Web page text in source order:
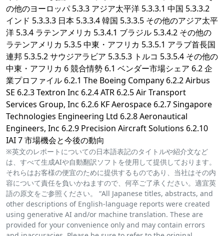
の他のヨーロッパ 5.3.3 アジア太平洋 5.3.3.1 中国 5.3.3.2
インド 5.3.3.3 日本 5.3.3.4 韓国 5.3.3.5 その他のアジア太平
洋 5.3.4 ラテンアメリカ 5.3.4.1 ブラジル 5.3.4.2 その他の
ラテンアメリカ 5.3.5 中東・アフリカ 5.3.5.1 アラブ首長国
連邦 5.3.5.2 サウジアラビア 5.3.5.3 トルコ 5.3.5.4 その他の
中東・アフリカ 6 競合情勢 6.1 ベンダー市場シェア 6.2 企
業プロファイル 6.2.1 The Boeing Company 6.2.2 Airbus
SE 6.2.3 Textron Inc 6.2.4 ATR 6.2.5 Air Transport
Services Group, Inc 6.2.6 KF Aerospace 6.2.7 Singapore
Technologies Engineering Ltd 6.2.8 Aeronautical
Engineers, Inc 6.2.9 Precision Aircraft Solutions 6.2.10
IAI 7 市場機会と今後の動向
※英文のレポートについての日本語表記のタイトルや紹介文など
は、すべて生成AIや自動翻訳ソフトを使用して提供しております。
それらはお客様の便宜のために提供するものであり、当社はその内
容について責任を負いかねますので、何卒ご了承ください。適宜英
語の原文をご参照ください。 “All Japanese titles, abstracts, and
other descriptions of English-language reports were created
using generative AI and/or machine translation. These are
provided for your convenience only and may contain errors